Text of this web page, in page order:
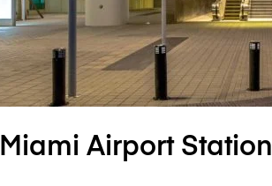
Miami Airport Station